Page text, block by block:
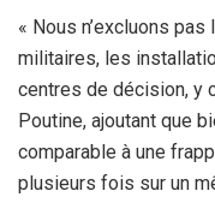
« Nous n’excluons pas
militaires, les
centres de décision, y
Poutine, ajoutant que
comparable à une
plusieurs fois sur un